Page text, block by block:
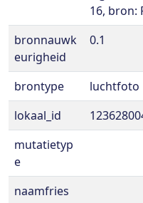
16, bron:
bronnauwk
eurigheid
0.1
brontype
luchtfoto
lokaal_id
mutatietyp
e
naamfries